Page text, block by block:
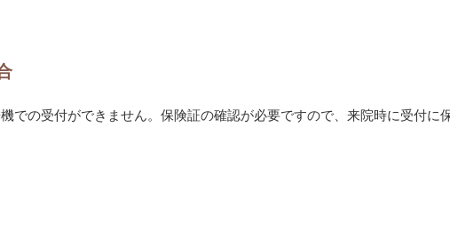
での受付ができません。保険証の確認が必要ですので、来院時に受付に